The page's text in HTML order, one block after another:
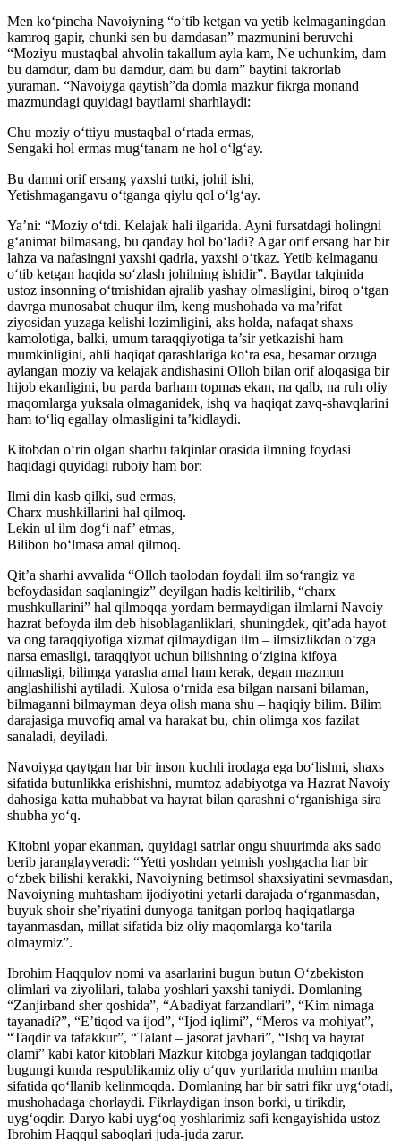
Men ko‘pincha Navoiyning “o‘tib ketgan va yetib kelmaganingdan
kamroq gapir, chunki sen bu damdasan” mazmunini beruvchi
“Moziyu mustaqbal ahvolin takallum ayla kam, Ne uchunkim, dam
bu damdur, dam bu damdur, dam bu dam” baytini takrorlab
yuraman. “Navoiyga qaytish”da domla mazkur fikrga monand
mazmundagi quyidagi baytlarni sharhlaydi:
Chu moziy o‘ttiyu mustaqbal o‘rtada ermas,
Sengaki hol ermas mug‘tanam ne hol o‘lg‘ay.
Bu damni orif ersang yaxshi tutki, johil ishi,
Yetishmagangavu o‘tganga qiylu qol o‘lg‘ay.
Ya’ni: “Moziy o‘tdi. Kelajak hali ilgarida. Ayni fursatdagi holingni
g‘animat bilmasang, bu qanday hol bo‘ladi? Agar orif ersang har bir
lahza va nafasingni yaxshi qadrla, yaxshi o‘tkaz. Yetib kelmaganu
o‘tib ketgan haqida so‘zlash johilning ishidir”. Baytlar talqinida
ustoz insonning o‘tmishidan ajralib yashay olmasligini, biroq o‘tgan
davrga munosabat chuqur ilm, keng mushohada va ma’rifat
ziyosidan yuzaga kelishi lozimligini, aks holda, nafaqat shaxs
kamolotiga, balki, umum taraqqiyotiga ta’sir yetkazishi ham
mumkinligini, ahli haqiqat qarashlariga ko‘ra esa, besamar orzuga
aylangan moziy va kelajak andishasini Olloh bilan orif aloqasiga bir
hijob ekanligini, bu parda barham topmas ekan, na qalb, na ruh oliy
maqomlarga yuksala olmaganidek, ishq va haqiqat zavq-shavqlarini
ham to‘liq egallay olmasligini ta’kidlaydi.
Kitobdan o‘rin olgan sharhu talqinlar orasida ilmning foydasi
haqidagi quyidagi ruboiy ham bor:
Ilmi din kasb qilki, sud ermas,
Charx mushkillarini hal qilmoq.
Lekin ul ilm dog‘i naf’ etmas,
Bilibon bo‘lmasa amal qilmoq.
Qit’a sharhi avvalida “Olloh taolodan foydali ilm so‘rangiz va
befoydasidan saqlaningiz” deyilgan hadis keltirilib, “charx
mushkullarini” hal qilmoqqa yordam bermaydigan ilmlarni Navoiy
hazrat befoyda ilm deb hisoblaganliklari, shuningdek, qit’ada hayot
va ong taraqqiyotiga xizmat qilmaydigan ilm – ilmsizlikdan o‘zga
narsa emasligi, taraqqiyot uchun bilishning o‘zigina kifoya
qilmasligi, bilimga yarasha amal ham kerak, degan mazmun
anglashilishi aytiladi. Xulosa o‘rnida esa bilgan narsani bilaman,
bilmaganni bilmayman deya olish mana shu – haqiqiy bilim. Bilim
darajasiga muvofiq amal va harakat bu, chin olimga xos fazilat
sanaladi, deyiladi.
Navoiyga qaytgan har bir inson kuchli irodaga ega bo‘lishni, shaxs
sifatida butunlikka erishishni, mumtoz adabiyotga va Hazrat Navoiy
dahosiga katta muhabbat va hayrat bilan qarashni o‘rganishiga sira
shubha yo‘q.
Kitobni yopar ekanman, quyidagi satrlar ongu shuurimda aks sado
berib jaranglayveradi: “Yetti yoshdan yetmish yoshgacha har bir
o‘zbek bilishi kerakki, Navoiyning betimsol shaxsiyatini sevmasdan,
Navoiyning muhtasham ijodiyotini yetarli darajada o‘rganmasdan,
buyuk shoir she’riyatini dunyoga tanitgan porloq haqiqatlarga
tayanmasdan, millat sifatida biz oliy maqomlarga ko‘tarila
olmaymiz”.
Ibrohim Haqqulov nomi va asarlarini bugun butun O‘zbekiston
olimlari va ziyolilari, talaba yoshlari yaxshi taniydi. Domlaning
“Zanjirband sher qoshida”, “Abadiyat farzandlari”, “Kim nimaga
tayanadi?”, “E’tiqod va ijod”, “Ijod iqlimi”, “Meros va mohiyat”,
“Taqdir va tafakkur”, “Talant – jasorat javhari”, “Ishq va hayrat
olami” kabi kator kitoblari Mazkur kitobga joylangan tadqiqotlar
bugungi kunda respublikamiz oliy o‘quv yurtlarida muhim manba
sifatida qo‘llanib kelinmoqda. Domlaning har bir satri fikr uyg‘otadi,
mushohadaga chorlaydi. Fikrlaydigan inson borki, u tirikdir,
uyg‘oqdir. Daryo kabi uyg‘oq yoshlarimiz safi kengayishida ustoz
Ibrohim Haqqul saboqlari juda-juda zarur.